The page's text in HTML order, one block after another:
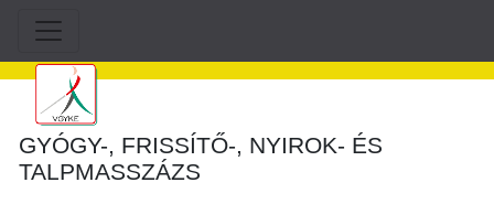
GYÓGY-, FRISSÍTŐ-, NYIROK- ÉS
TALPMASSZÁZS